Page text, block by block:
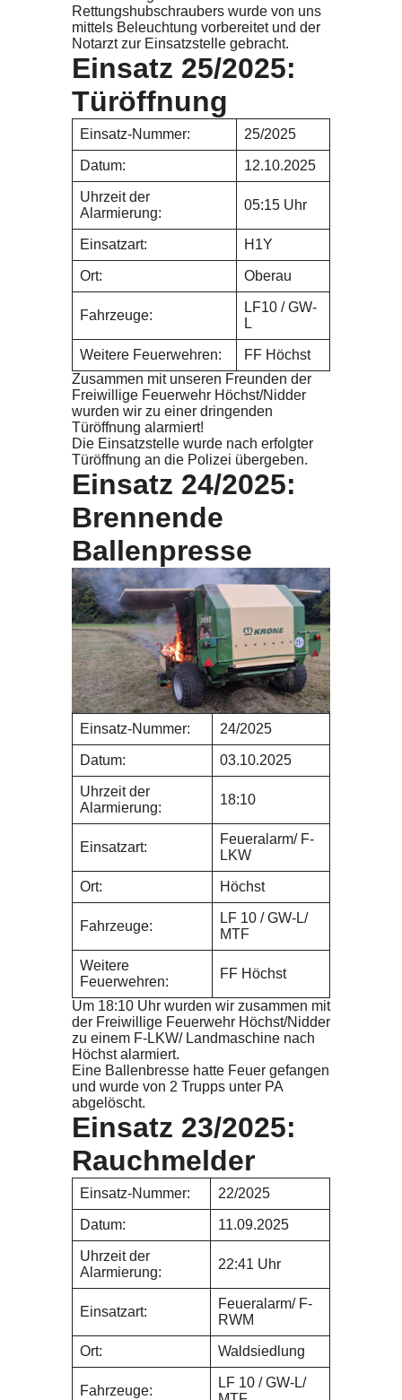
Rettungshubschraubers wurde von uns
mittels Beleuchtung vorbereitet und der
Notarzt zur Einsatzstelle gebracht.
Einsatz 25/2025:
Türöffnung
Einsatz-Nummer: 25/2025
Datum: 12.10.2025
Uhrzeit der
Alarmierung:
05:15 Uhr
Einsatzart: H1Y
Ort: Oberau
Fahrzeuge:
LF10 / GW-
L
Weitere Feuerwehren:
FF Höchst
Zusammen mit unseren Freunden der
Freiwillige Feuerwehr Höchst/Nidder
wurden wir zu einer dringenden
Türöffnung alarmiert!
Die Einsatzstelle wurde nach erfolgter
Türöffnung an die Polizei übergeben.
Einsatz 24/2025:
Brennende
Ballenpresse
Einsatz-Nummer: 24/2025
Datum: 03.10.2025
Uhrzeit der
Alarmierung:
18:10
Einsatzart:
Feueralarm/ F-
LKW
Ort: Höchst
Fahrzeuge:
LF 10 / GW-L/
MTF
Weitere
Feuerwehren:
FF Höchst
Um 18:10 Uhr wurden wir zusammen mit
der Freiwillige Feuerwehr Höchst/Nidder
zu einem F-LKW/ Landmaschine nach
Höchst alarmiert.
Eine Ballenbresse hatte Feuer gefangen
und wurde von 2 Trupps unter PA
abgelöscht.
Einsatz 23/2025:
Rauchmelder
Einsatz-Nummer: 22/2025
Datum: 11.09.2025
Uhrzeit der
Alarmierung:
22:41 Uhr
Einsatzart:
Feueralarm/ F-
RWM
Ort: Waldsiedlung
Fahrzeuge:
LF 10 / GW-L/